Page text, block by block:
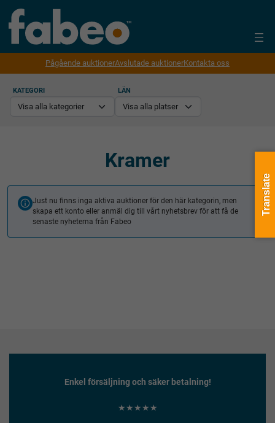
Pågående auktionerAvslutade auktionerKontakta oss
KATEGORI LÄN
Kramer
Just nu finns inga aktiva auktioner för den här kategorin, men
skapa ett konto eller anmäl dig till vårt nyhetsbrev för att få de
senaste nyheterna från Fabeo
Enkel försäljning och säker betalning!
★★★★★
Translate